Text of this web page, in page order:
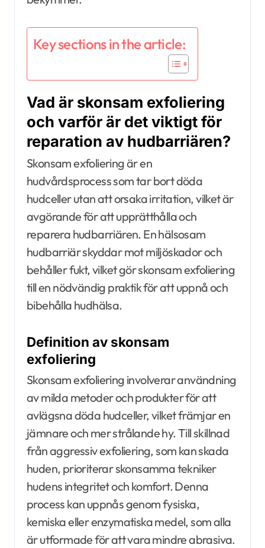
Key sections in the article:
Vad är skonsam exfoliering
och varför är det viktigt för
reparation av hudbarriären?
Skonsam exfoliering är en
hudvårdsprocess som tar bort döda
hudceller utan att orsaka irritation, vilket är
avgörande för att upprätthålla och
reparera hudbarriären. En hälsosam
hudbarriär skyddar mot miljöskador och
behåller fukt, vilket gör skonsam exfoliering
till en nödvändig praktik för att uppnå och
bibehålla hudhälsa.
Definition av skonsam
exfoliering
Skonsam exfoliering involverar användning
av milda metoder och produkter för att
avlägsna döda hudceller, vilket främjar en
jämnare och mer strålande hy. Till skillnad
från aggressiv exfoliering, som kan skada
huden, prioriterar skonsamma tekniker
hudens integritet och komfort. Denna
process kan uppnås genom fysiska,
kemiska eller enzymatiska medel, som alla
är utformade för att vara mindre abrasiva.